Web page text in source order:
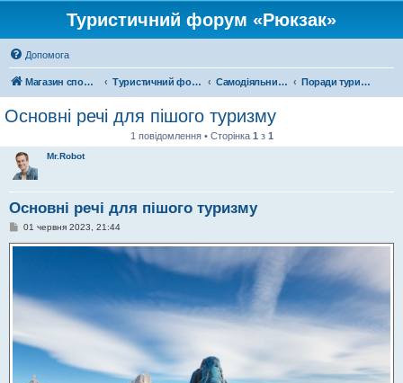
Туристичний форум «Рюкзак»
Допомога
Магазин спорядження Туристичний форум «Рюкзак» Самодіяльний туризм Поради туристам
Основні речі для пішого туризму
1 повідомлення • Сторінка 1 з 1
Mr.Robot
Основні речі для пішого туризму
П
в
м
л
я
01 червня 2023, 21:44